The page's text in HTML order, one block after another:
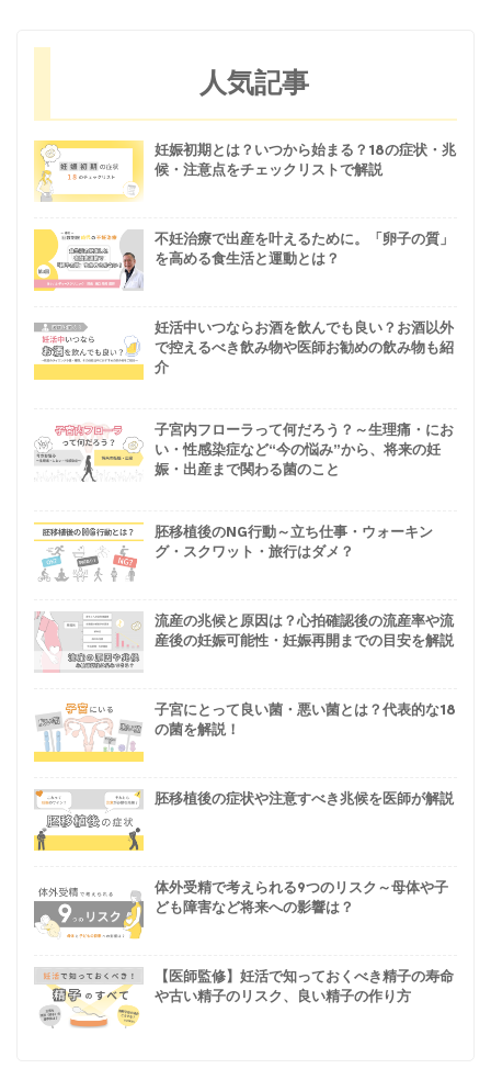
人気記事
妊娠初期とは？いつから始まる？18の症状・兆
候・注意点をチェックリストで解説
不妊治療で出産を叶えるために。「卵子の質」
を高める食生活と運動とは？
妊活中いつならお酒を飲んでも良い？お酒以外
で控えるべき飲み物や医師お勧めの飲み物も紹
介
子宮内フローラって何だろう？～生理痛・にお
い・性感染症など“今の悩み”から、将来の妊
娠・出産まで関わる菌のこと
胚移植後のNG行動～立ち仕事・ウォーキン
グ・スクワット・旅行はダメ？
流産の兆候と原因は？心拍確認後の流産率や流
産後の妊娠可能性・妊娠再開までの目安を解説
子宮にとって良い菌・悪い菌とは？代表的な18
の菌を解説！
胚移植後の症状や注意すべき兆候を医師が解説
体外受精で考えられる9つのリスク～母体や子
ども障害など将来への影響は？
【医師監修】妊活で知っておくべき精子の寿命
や古い精子のリスク、良い精子の作り方